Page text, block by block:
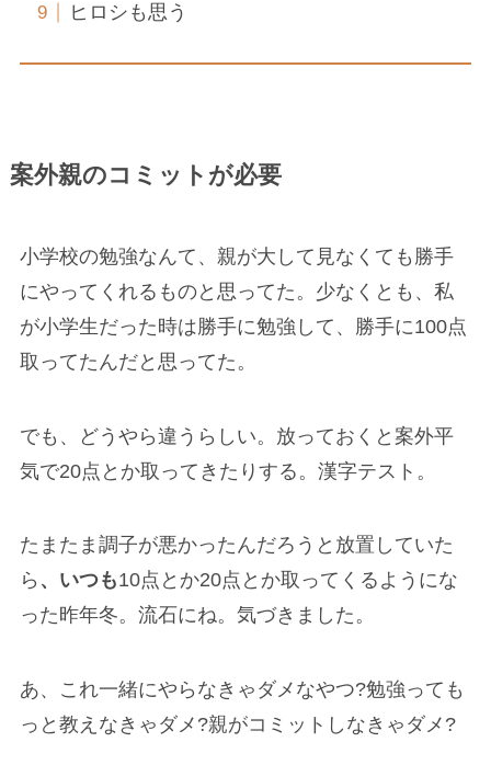
ヒロシも思う
案外親のコミットが必要
小学校の勉強なんて、親が大して見なくても勝手
にやってくれるものと思ってた。少なくとも、私
が小学生だった時は勝手に勉強して、勝手に100点
取ってたんだと思ってた。
でも、どうやら違うらしい。放っておくと案外平
気で20点とか取ってきたりする。漢字テスト。
たまたま調子が悪かったんだろうと放置していた
ら 、いつも10点とか20点とか取ってくるようにな
った昨年冬。流石にね。気づきました。
あ、これ一緒にやらなきゃダメなやつ?勉強っても
っと教えなきゃダメ?親がコミットしなきゃダメ?